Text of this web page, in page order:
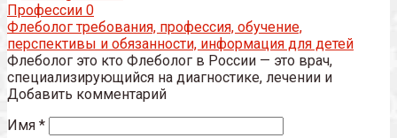
Профессии 0
Флеболог требования, профессия, обучение,
перспективы и обязанности, информация для детей
Флеболог это кто Флеболог в России — это врач,
специализирующийся на диагностике, лечении и
Добавить комментарий
Имя *